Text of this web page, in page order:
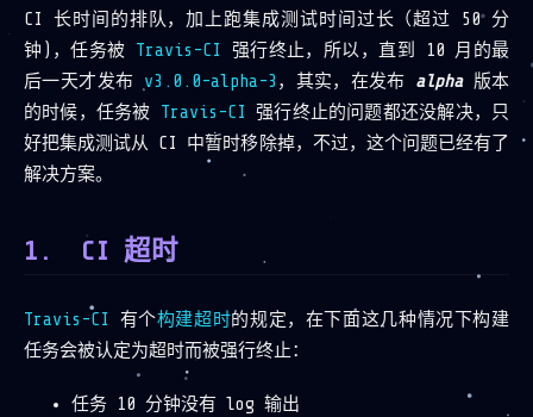
CI 长时间的排队，加上跑集成测试时间过长（超过 50 分
钟)，任务被 Travis-CI
强行终止，所以，直到 10 月的最
后一天才发布 v3.0.0-alpha-3 ，其实，在发布 alpha版本
的时候，任务被 Travis-CI 强行终止的问题都还没解决，只
好把集成测试从 CI 中暂时移除掉，不过，这个问题已经有了
解决方案。
CI 超时
Travis-CI 有个构建超时的规定，在下面这几种情况下构建
任务会被认定为超时而被强行终止：
任务 10 分钟没有 log 输出